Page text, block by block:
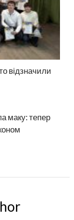
відзначили
маку: тепер